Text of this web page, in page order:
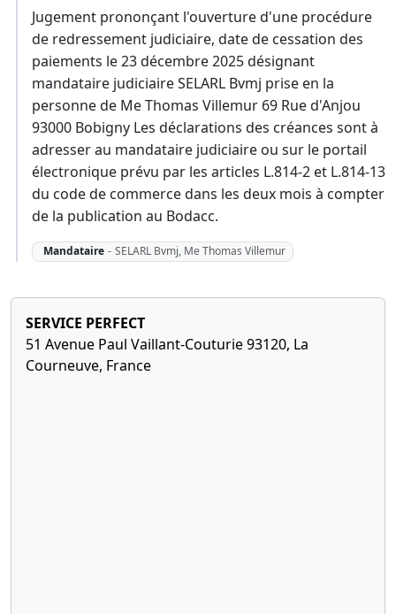
Jugement prononçant l'ouverture d'une procédure
de redressement judiciaire, date de cessation des
paiements le 23 décembre 2025 désignant
mandataire judiciaire SELARL Bvmj prise en la
personne de Me Thomas Villemur 69 Rue d'Anjou
93000 Bobigny Les déclarations des créances sont à
adresser au mandataire judiciaire ou sur le portail
électronique prévu par les articles L.814-2 et L.814-13
du code de commerce dans les deux mois à compter
de la publication au Bodacc.
Mandataire - SELARL Bvmj, Me Thomas Villemur
SERVICE PERFECT
51 Avenue Paul Vaillant-Couturie 93120, La
Courneuve, France